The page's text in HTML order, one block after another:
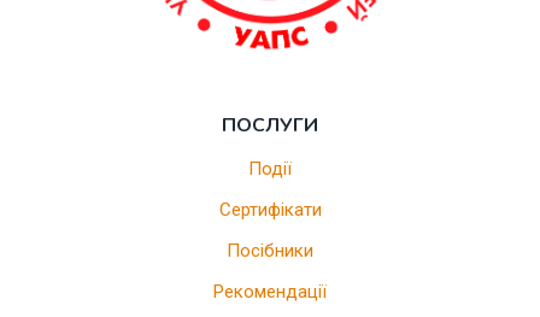
ПОСЛУГИ
Події
Сертифікати
Посібники
Рекомендації